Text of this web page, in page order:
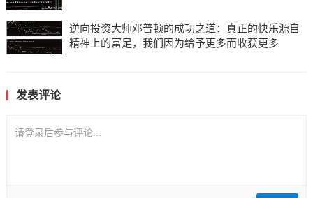
逆向投资大师邓普顿的成功之道：真正的快乐源自
精神上的富足，我们因为给予更多而收获更多
发表评论
请登录后参与评论...